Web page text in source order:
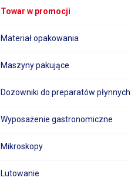
Towar w promocji
Materiał opakowania
Maszyny pakujące
Dozowniki do preparatów płynnych
Wyposażenie gastronomiczne
Mikroskopy
Lutowanie